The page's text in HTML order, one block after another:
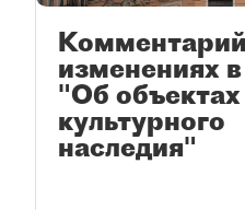
изменениях
"Об объектах
культурного
наследия"